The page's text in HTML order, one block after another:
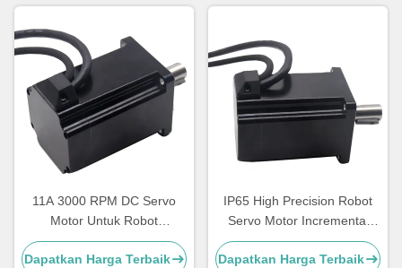
11A 3000 RPM DC Servo
Motor Untuk Robot
Incremental 2500 Lines
Encoder
Dapatkan Harga Terbaik
IP65 High Precision Robot
Servo Motor Incremental
2500 Lines Encoder
Dapatkan Harga Terbaik